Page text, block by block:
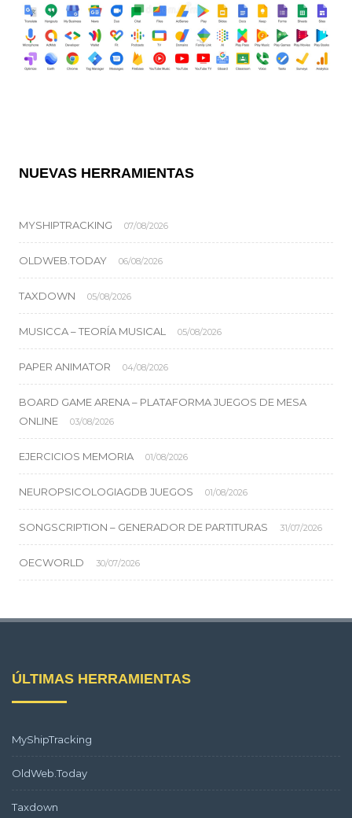
NUEVAS HERRAMIENTAS
MYSHIPTRACKING 07/08/2026
OLDWEB.TODAY 06/08/2026
TAXDOWN 05/08/2026
MUSICCA – TEORÍA MUSICAL 05/08/2026
PAPER ANIMATOR 04/08/2026
BOARD GAME ARENA – PLATAFORMA JUEGOS DE MESA
ONLINE
03/08/2026
EJERCICIOS MEMORIA 01/08/2026
NEUROPSICOLOGIAGDB JUEGOS 01/08/2026
SONGSCRIPTION – GENERADOR DE PARTITURAS 31/07/2026
OECWORLD 30/07/2026
ÚLTIMAS HERRAMIENTAS
MyShipTracking
OldWeb.Today
Taxdown